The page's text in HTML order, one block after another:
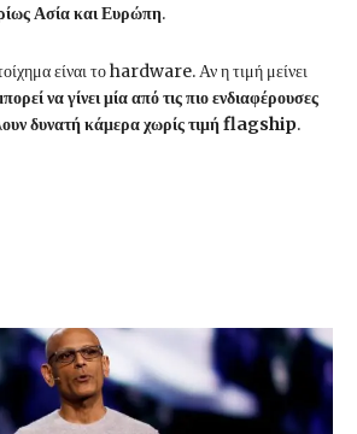
Ασία και Ευρώπη.
είναι το hardware. Αν η τιμή μείνει
να γίνει μία από τις πιο ενδιαφέρουσες
δυνατή κάμερα χωρίς τιμή flagship.